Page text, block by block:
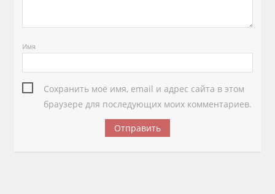
Имя
Сохранить моё имя, email и адрес сайта в этом
браузере для последующих моих комментариев.